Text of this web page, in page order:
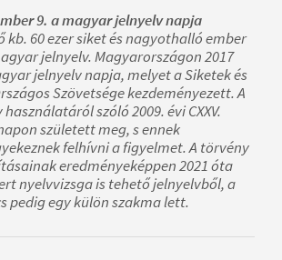
9. a magyar jelnyelv napja
kb. 60 ezer siket és nagyothalló ember
jelnyelv. Magyarországon 2017
jelnyelv napja, melyet a Siketek és
Szövetsége kezdeményezett. A
szóló 2009. évi CXXV.
született meg, s ennek
felhívni a figyelmet. A törvény
eredményeképpen 2021 óta
nyelvvizsga is tehető jelnyelvből, a
pedig egy külön szakma lett.